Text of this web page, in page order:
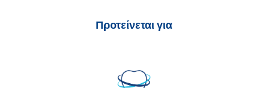
Προτείνεται για